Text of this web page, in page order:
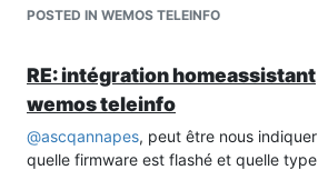
Je viens d'update les 2 devices en
POSTED IN WEMOS TELEINFO
RE: intégration homeassistant
wemos teleinfo
@ascqannapes, peut être nous indiquer
quelle firmware est flashé et quelle type